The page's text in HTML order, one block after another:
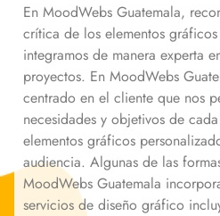
En MoodWebs Guatemala,
crítica de los elementos
integramos de manera experta
proyectos. En MoodWebs
centrado en el cliente que nos
necesidades y objetivos de
elementos gráficos
audiencia. Algunas de las
MoodWebs Guatemala
servicios de diseño gráfico